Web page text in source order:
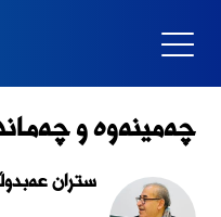
چەمینەوە و
ستران